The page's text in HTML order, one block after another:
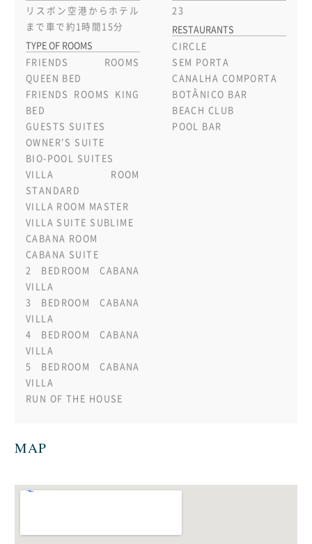
リスボン空港からホテル
まで車で約1時間15分
TYPE OF ROOMS
FRIENDS ROOMS
QUEEN BED
FRIENDS ROOMS KING
BED
GUESTS SUITES
OWNER'S SUITE
BIO-POOL SUITES
VILLA ROOM
STANDARD
VILLA ROOM MASTER
VILLA SUITE SUBLIME
CABANA ROOM
CABANA SUITE
2 BEDROOM CABANA
VILLA
3 BEDROOM CABANA
VILLA
4 BEDROOM CABANA
VILLA
5 BEDROOM CABANA
VILLA
RUN OF THE HOUSE
23
RESTAURANTS
CIRCLE
SEM PORTA
CANALHA COMPORTA
BOTÂNICO BAR
BEACH CLUB
POOL BAR
MAP